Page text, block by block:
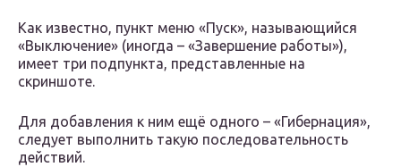
Как известно, пункт меню «Пуск», называющийся
«Выключение» (иногда – «Завершение работы»),
имеет три подпункта, представленные на
скриншоте.
Для добавления к ним ещё одного – «Гибернация»,
следует выполнить такую последовательность
действий.